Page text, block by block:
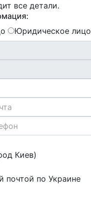
все детали.
Юридическое лицо
Киев)
почтой по Украине